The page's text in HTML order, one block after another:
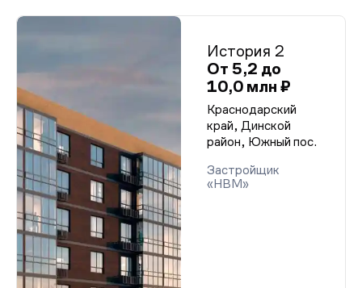
История 2
От 5,2 до
10,0 млн ₽
Краснодарский
край, Динской
район, Южный пос.
Застройщик
«НВМ»